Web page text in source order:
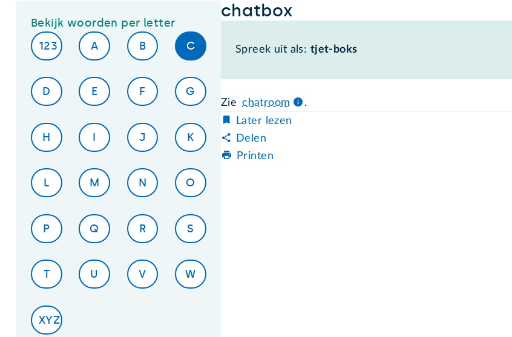
Bekijk woorden per letter
123
A B C
D E F G
H I J K
L M N O
P Q R S
T U V W
XYZ
chatbox
Spreek uit als: tjet-boks
Zie chatroom
.
Later lezen
Delen
Printen